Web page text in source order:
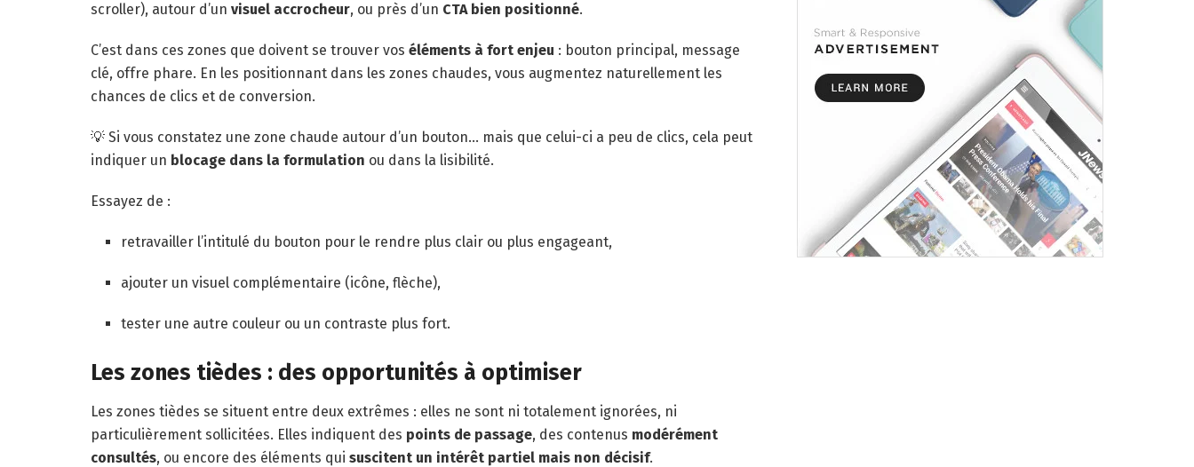
scroller), autour d’un visuel accrocheur, ou près d’un CTA bien positionné.
C’est dans ces zones que doivent se trouver vos éléments à fort enjeu : bouton principal, message
clé, offre phare. En les positionnant dans les zones chaudes, vous augmentez naturellement les
chances de clics et de conversion.
💡 Si vous constatez une zone chaude autour d’un bouton… mais que celui-ci a peu de clics, cela peut
indiquer un blocage dans la formulation ou dans la lisibilité.
Essayez de :
retravailler l’intitulé du bouton pour le rendre plus clair ou plus engageant,
ajouter un visuel complémentaire (icône, flèche),
tester une autre couleur ou un contraste plus fort.
Les zones tièdes : des opportunités à optimiser
Les zones tièdes se situent entre deux extrêmes : elles ne sont ni totalement ignorées, ni
particulièrement sollicitées. Elles indiquent des points de passage, des contenus modérément
consultés, ou encore des éléments qui suscitent un intérêt partiel mais non décisif.